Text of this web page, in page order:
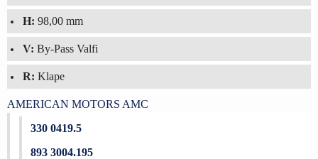
H: 98,00 mm
V: By-Pass Valfi
R: Klape
AMERICAN MOTORS AMC
330 0419.5
893 3004.195